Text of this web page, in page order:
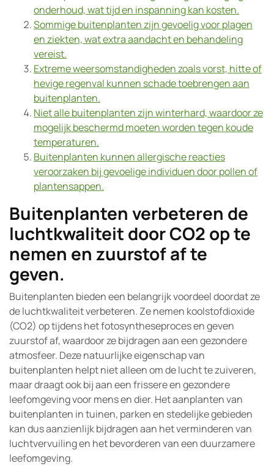
onderhoud, wat tijd en inspanning kan kosten.
Sommige buitenplanten zijn gevoelig voor plagen
en ziekten, wat extra aandacht en behandeling
vereist.
Extreme weersomstandigheden zoals vorst, hitte of
hevige regenval kunnen schade toebrengen aan
buitenplanten.
Niet alle buitenplanten zijn winterhard, waardoor ze
mogelijk beschermd moeten worden tegen koude
temperaturen.
Buitenplanten kunnen allergische reacties
veroorzaken bij gevoelige individuen door pollen of
plantensappen.
Buitenplanten verbeteren de
luchtkwaliteit door CO2 op te
nemen en zuurstof af te
geven.
Buitenplanten bieden een belangrijk voordeel doordat ze
de luchtkwaliteit verbeteren. Ze nemen koolstofdioxide
(CO2) op tijdens het fotosyntheseproces en geven
zuurstof af, waardoor ze bijdragen aan een gezondere
atmosfeer. Deze natuurlijke eigenschap van
buitenplanten helpt niet alleen om de lucht te zuiveren,
maar draagt ook bij aan een frissere en gezondere
leefomgeving voor mens en dier. Het aanplanten van
buitenplanten in tuinen, parken en stedelijke gebieden
kan dus aanzienlijk bijdragen aan het verminderen van
luchtvervuiling en het bevorderen van een duurzamere
leefomgeving.